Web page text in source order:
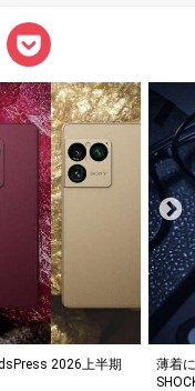
2026上半期
薄着